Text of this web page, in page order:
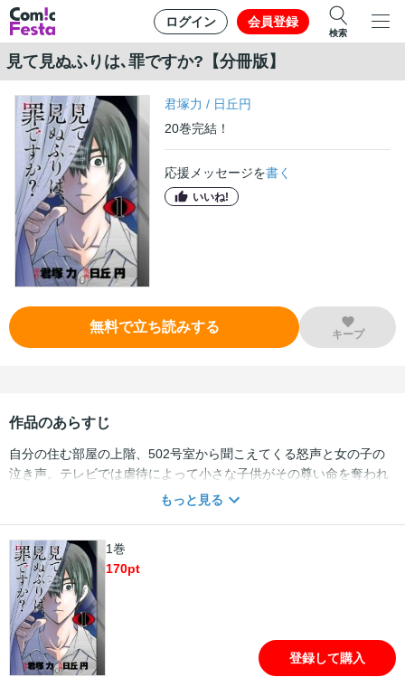
ログイン 会員登録
検索
見て見ぬふりは､罪ですか?【分冊版】
君塚力 / 日丘円
20巻完結！
応援メッセージを書く
いいね!
無料で立ち読みする キープ
作品のあらすじ
自分の住む部屋の上階、502号室から聞こえてくる怒声と女の子の
泣き声。テレビでは虐待によって小さな子供がその尊い命を奪われ
るという痛ましいニュースが取り沙汰されている。もしや、502号
分冊したものです。
もっと見る
1巻
170pt
登録して購入